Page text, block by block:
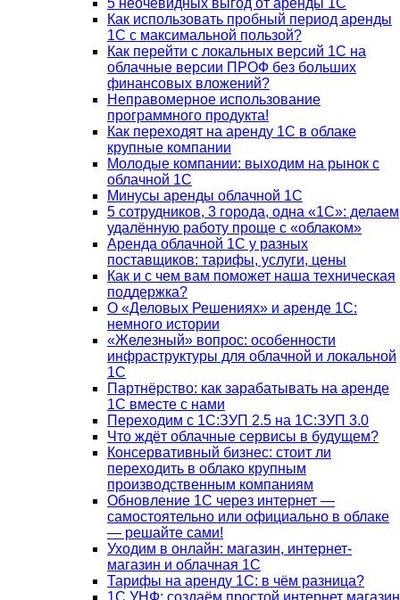
5 неочевидных выгод от аренды 1С
Как использовать пробный период аренды
1С с максимальной пользой?
Как перейти с локальных версий 1С на
облачные версии ПРОФ без больших
финансовых вложений?
Неправомерное использование
программного продукта!
Как переходят на аренду 1С в облаке
крупные компании
Молодые компании: выходим на рынок с
облачной 1С
Минусы аренды облачной 1С
5 сотрудников, 3 города, одна «1С»: делаем
удалённую работу проще с «облаком»
Аренда облачной 1С у разных
поставщиков: тарифы, услуги, цены
Как и с чем вам поможет наша техническая
поддержка?
О «Деловых Решениях» и аренде 1С:
немного истории
«Железный» вопрос: особенности
инфраструктуры для облачной и локальной
1С
Партнёрство: как зарабатывать на аренде
1С вместе с нами
Переходим с 1С:ЗУП 2.5 на 1С:ЗУП 3.0
Что ждёт облачные сервисы в будущем?
Консервативный бизнес: стоит ли
переходить в облако крупным
производственным компаниям
Обновление 1С через интернет —
самостоятельно или официально в облаке
— решайте сами!
Уходим в онлайн: магазин, интернет-
магазин и облачная 1С
Тарифы на аренду 1С: в чём разница?
1С УНФ: создаём простой интернет магазин